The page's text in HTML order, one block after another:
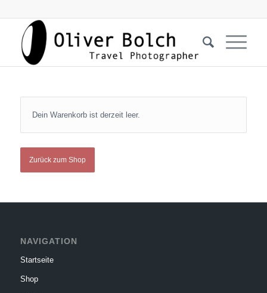
Dein Warenkorb ist derzeit leer.
Zurück zum Shop
NAVIGATION
Startseite
Shop